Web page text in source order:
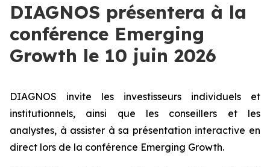
DIAGNOS présentera à la
conférence Emerging
Growth le 10 juin 2026
DIAGNOS invite les investisseurs individuels et
institutionnels, ainsi que les conseillers et les
analystes, à assister à sa présentation interactive en
direct lors de la conférence Emerging Growth.